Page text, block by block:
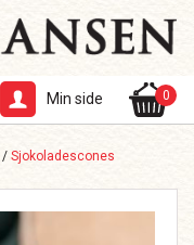
Min side 0
/ Sjokoladescones